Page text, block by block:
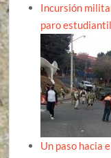
Incursión
paro
Un paso hacia